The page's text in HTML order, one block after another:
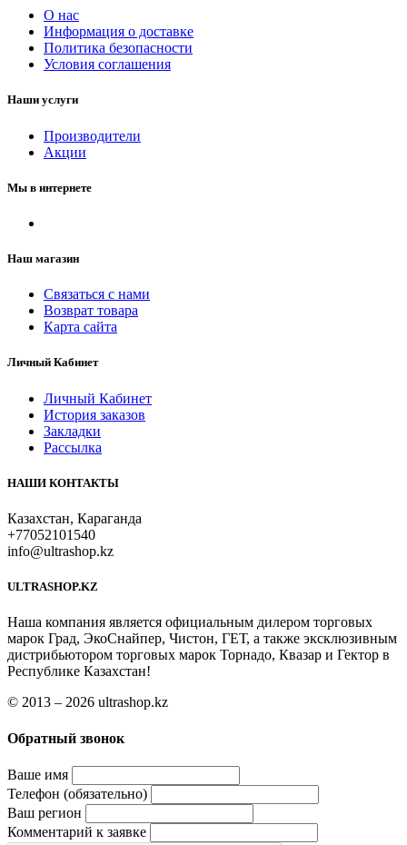
О нас
Информация о доставке
Политика безопасности
Условия соглашения
Наши услуги
Производители
Акции
Мы в интернете
Наш магазин
Связаться с нами
Возврат товара
Карта сайта
Личный Кабинет
Личный Кабинет
История заказов
Закладки
Рассылка
НАШИ КОНТАКТЫ
Казахстан, Караганда
+77052101540
info@ultrashop.kz
ULTRASHOP.KZ
Наша компания является официальным дилером торговых
марок Град, ЭкоСнайпер, Чистон, ГЕТ, а также эксклюзивным
дистрибьютором торговых марок Торнадо, Квазар и Гектор в
Республике Казахстан!
© 2013 – 2026 ultrashop.kz
Обратный звонок
Ваше имя
Телефон (обязательно)
Ваш регион
Комментарий к заявке